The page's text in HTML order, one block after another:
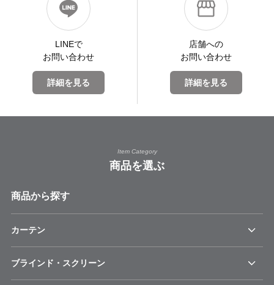
LINEで
お問い合わせ
詳細を見る
店舗への
お問い合わせ
詳細を見る
Item Category
商品を選ぶ
商品から探す
カーテン
ブラインド・スクリーン